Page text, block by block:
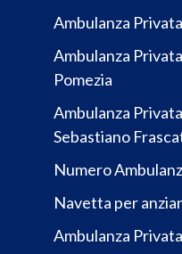
Ambulanza
Ambulanza
Pomezia
Ambulanza
Sebastiano
Numero
Navetta per
Ambulanza